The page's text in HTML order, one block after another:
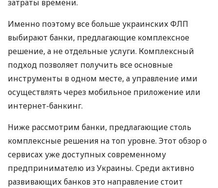
затраты времени.
Именно поэтому все больше украинских ФЛП
выбирают банки, предлагающие комплексное
решение, а не отдельные услуги. Комплексный
подход позволяет получить все основные
инструменты в одном месте, а управление ими
осуществлять через мобильное приложение или
интернет-банкинг.
Ниже рассмотрим банки, предлагающие столь
комплексные решения на топ уровне. Этот обзор о
сервисах уже доступных современному
предпринимателю из Украины. Среди активно
развивающих банков это направление стоит